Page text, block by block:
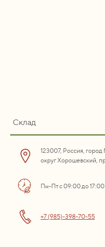
Склад
123007, Россия,
округ Хорошевский,
Пн-Пт с 09:00 до 17:00
+7 (985)-398-70-55